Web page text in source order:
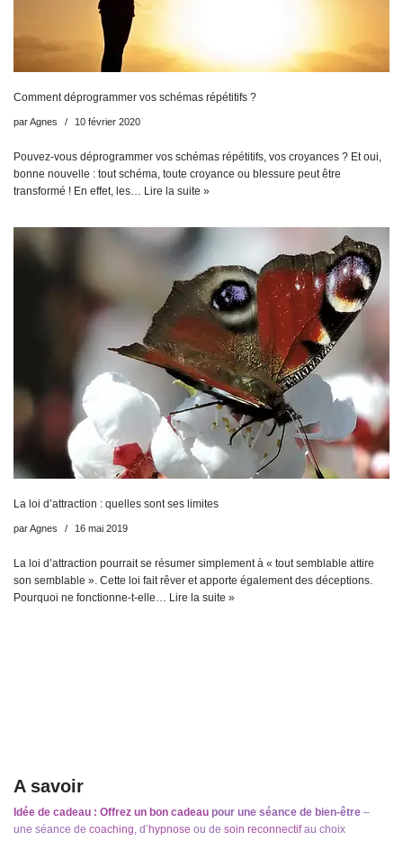
Comment déprogrammer vos schémas répétitifs ?
parAgnes 10 février 2020
Pouvez-vous déprogrammer vos schémas répétitifs, vos croyances ? Et oui,
bonne nouvelle : tout schéma, toute croyance ou blessure peut être
transformé ! En effet, les… Lire la suite »
La loi d’attraction : quelles sont ses limites
parAgnes 16 mai 2019
La loi d’attraction pourrait se résumer simplement à « tout semblable attire
son semblable ». Cette loi fait rêver et apporte également des déceptions.
Pourquoi ne fonctionne-t-elle… Lire la suite »
A savoir
Idée de cadeau : Offrez un bon cadeau pour une séance de bien-être –
une séance de coaching, d’ hypnose ou de soin reconnectifau choix